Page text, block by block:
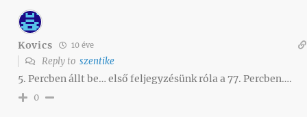
Kovics 10 éve
Reply to szentike
5. Percben állt be… első feljegyzésünk róla a 77. Percben….
0